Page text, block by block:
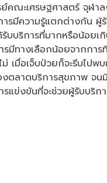
ย์คณะเศรษฐศาสตร์ จุฬ
รมีความรู้แตกต่างกัน ผู้รั
บบริการที่มากหรือน้อยเ
รมีทางเลือกน้อยจากกา
ม่ เมื่อเจ็บป่วยก็จะรีบไ
ตลาดบริการสุขภาพ จน
แข่งขันที่จะช่วยผู้รับบริก